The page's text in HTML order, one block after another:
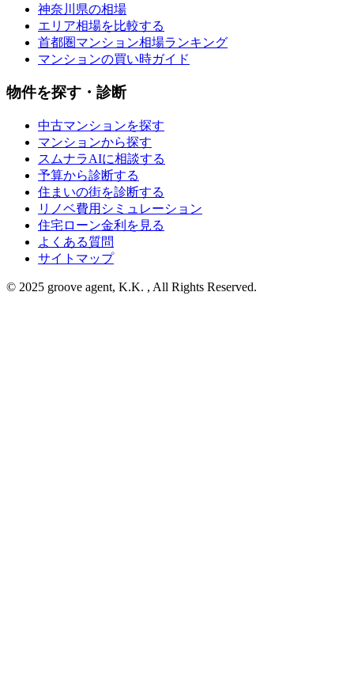
神奈川県の相場
エリア相場を比較する
首都圏マンション相場ランキング
マンションの買い時ガイド
物件を探す・診断
中古マンションを探す
マンションから探す
スムナラAIに相談する
予算から診断する
住まいの街を診断する
リノベ費用シミュレーション
住宅ローン金利を見る
よくある質問
サイトマップ
© 2025 groove agent, K.K. , All Rights Reserved.